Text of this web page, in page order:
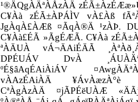
¹®ÄQgÀÄªÀÅzÀÄ
C¥Àà zÉÃ±ÀPÁÌV vÀ£Àß
JgÀqÀ£ÀÆß ¤ÃqÀ®Ä ¹zÀÞ.
C¥Àà£ÉÃ »ÃgÉÆÃ. C¥Àà
ªÀÄUÀ vÁ¬ÄAiÉÄÃ
DPÉUÁV DvÀ
ºÉ§âAqÉAiÀiÁV
vÀAzÉAiÀÄ ¥ÁvÀæzÀ°è
CªÀgÀzÀÄ ¤jÃPÉëUÀÆ